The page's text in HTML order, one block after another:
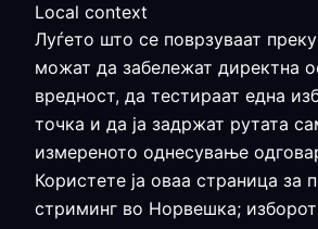
Local context
Луѓето што се поврзуваат
можат да забележат директна
вредност, да тестираат една
точка и да ја задржат рутата
измереното однесување
Користете ја оваа страница за
стриминг во Норвешка;